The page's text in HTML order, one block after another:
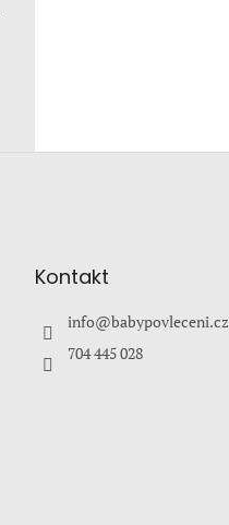
Kontakt
info@babypovleceni.cz
704 445 028